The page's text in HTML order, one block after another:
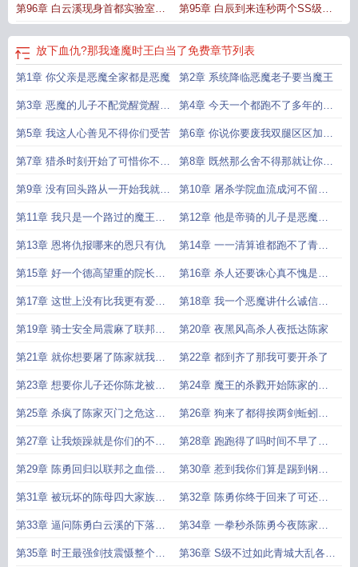
士埃伯尔 斗的武器
第96章 白云溪现身首都实验室这
一战胜
第95章 白辰到来连秒两个SS级青
城的天
放下血仇?那我逢魔时王白当了免费章节列表
第1章 你父亲是恶魔全家都是恶魔 第2章 系统降临恶魔老子要当魔王
第3章 恶魔的儿子不配觉醒觉醒二
阶时王
第4章 今天一个都跑不了多年的冤
屈侮辱开
第5章 我这人心善见不得你们受苦 第6章 你说你要废我双腿区区加速
就这啊
第7章 猎杀时刻开始了可惜你不是
W
第8章 既然那么舍不得那就让你们
都下去陪他
第9章 没有回头路从一开始我就没
想过要回头
第10章 屠杀学院血流成河不留活
口
第11章 我只是一个路过的魔王给
我记好了
第12章 他是帝骑的儿子是恶魔快
杀了他
第13章 恩将仇报哪来的恩只有仇 第14章 一一清算谁都跑不了青城
要乱了
第15章 好一个德高望重的院长白
云溪被送往
第16章 杀人还要诛心真不愧是魔
王
第17章 这世上没有比我更有爱心
的假面骑士了
第18章 我一个恶魔讲什么诚信去
哪陈家
第19章 骑士安全局震麻了联邦又
出恶魔了
第20章 夜黑风高杀人夜抵达陈家
第21章 就你想要屠了陈家就我今
日陈家
第22章 都到齐了那我可要开杀了
第23章 想要你儿子还你陈龙被废
曝光陈
第24章 魔王的杀戮开始陈家的末
日降临
第25章 杀疯了陈家灭门之危这小
子不是A
第26章 狗来了都得挨两剑蚯蚓都
要竖着劈
第27章 让我烦躁就是你们的不对
无情的砍
第28章 跑跑得了吗时间不早了送
你们上
第29章 陈勇回归以联邦之血偿债
不死不休
第30章 惹到我你们算是踢到钢板
了凌辱陈
第31章 被玩坏的陈母四大家族齐
家来人
第32章 陈勇你终于回来了可还喜
欢我送你
第33章 逼问陈勇白云溪的下落魔
王之威
第34章 一拳秒杀陈勇今夜陈家成
为绝版
第35章 时王最强剑技震慑整个青 第36章 S级不过如此青城大乱各路